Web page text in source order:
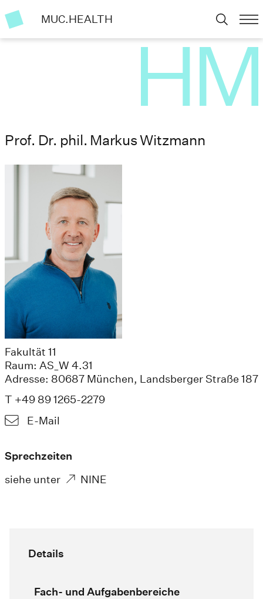
MUC.HEALTH
Prof. Dr. phil. Markus Witzmann
Fakultät 11
Raum: AS_W 4.31
Adresse: 80687 München, Landsberger Straße 187
T +49 89 1265-2279
E-Mail
Sprechzeiten
siehe unter
NINE
Details
Fach- und Aufgabenbereiche